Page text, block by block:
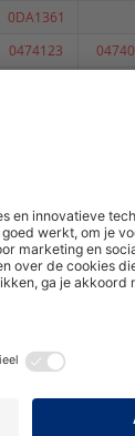
0DA1361
0474123
0474127
0474128
0474129
0474131